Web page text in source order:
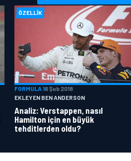
ÖZELLIK
FORMULA 16 Şub 2018
EKLEYEN BEN ANDERSON
Analiz: Verstappen, nasıl
Hamilton için en büyük
tehditlerden oldu?